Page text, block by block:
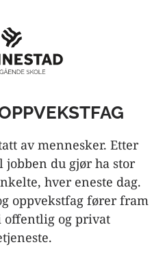
av mennesker. Etter
du gjør ha stor
hver eneste dag.
oppvekstfag fører fram
og privat